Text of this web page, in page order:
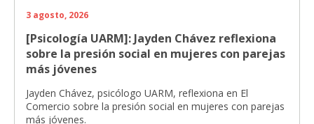
3 agosto, 2026
[Psicología UARM]: Jayden Chávez reflexiona
sobre la presión social en mujeres con parejas
más jóvenes
Jayden Chávez, psicólogo UARM, reflexiona en El
Comercio sobre la presión social en mujeres con parejas
más jóvenes.